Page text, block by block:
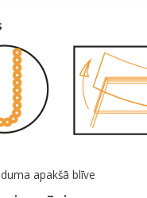
apakšā blīve